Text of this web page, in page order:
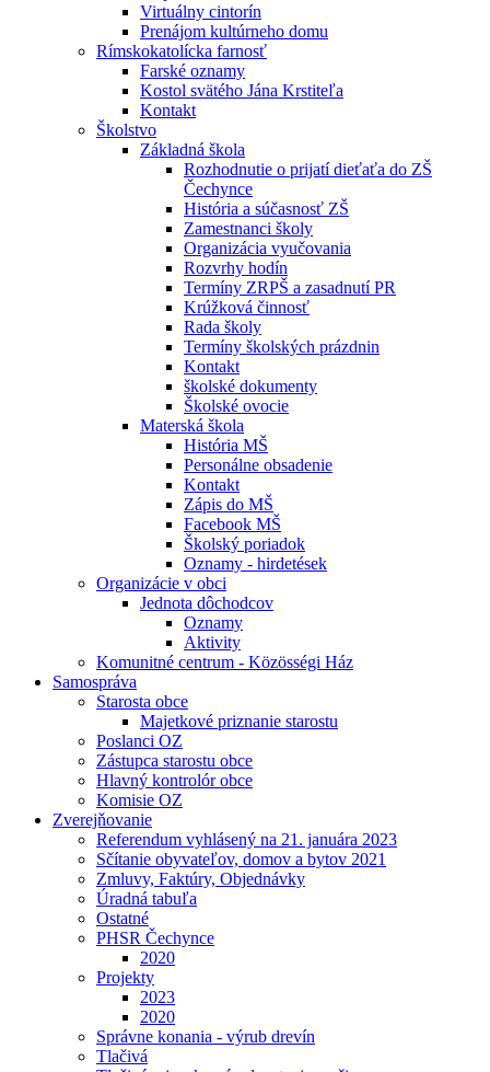
Virtuálny cintorín
Prenájom kultúrneho domu
Rímskokatolícka farnosť
Farské oznamy
Kostol svätého Jána Krstiteľa
Kontakt
Školstvo
Základná škola
Rozhodnutie o prijatí dieťaťa do ZŠ
Čechynce
História a súčasnosť ZŠ
Zamestnanci školy
Organizácia vyučovania
Rozvrhy hodín
Termíny ZRPŠ a zasadnutí PR
Krúžková činnosť
Rada školy
Termíny školských prázdnin
Kontakt
školské dokumenty
Školské ovocie
Materská škola
História MŠ
Personálne obsadenie
Kontakt
Zápis do MŠ
Facebook MŠ
Školský poriadok
Oznamy - hirdetések
Organizácie v obci
Jednota dôchodcov
Oznamy
Aktivity
Komunitné centrum - Közösségi Ház
Samospráva
Starosta obce
Majetkové priznanie starostu
Poslanci OZ
Zástupca starostu obce
Hlavný kontrolór obce
Komisie OZ
Zverejňovanie
Referendum vyhlásený na 21. januára 2023
Sčítanie obyvateľov, domov a bytov 2021
Zmluvy, Faktúry, Objednávky
Úradná tabuľa
Ostatné
PHSR Čechynce
2020
Projekty
2023
2020
Správne konania - výrub drevín
Tlačivá